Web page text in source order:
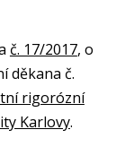
č. 17/2017, o
děkana č.
rigorózní
Karlovy.